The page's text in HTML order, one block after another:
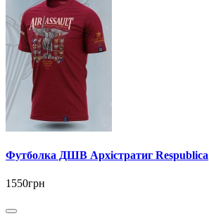
Футболка ДШВ Архістратиг Respublica
1550грн